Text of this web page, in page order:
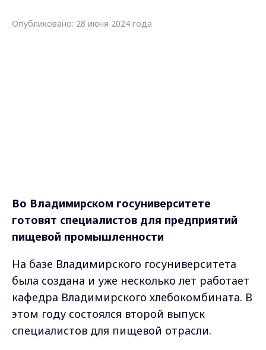
Опубликовано: 28 июня 2024 года
Во Владимирском госуниверситете
готовят специалистов для предприятий
пищевой промышленности
На базе Владимирского госуниверситета
была создана и уже несколько лет работает
кафедра Владимирского хлебокомбината. В
этом году состоялся второй выпуск
специалистов для пищевой отрасли.